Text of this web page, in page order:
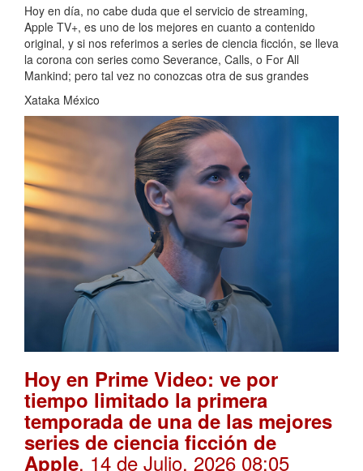
Hoy en día, no cabe duda que el servicio de streaming,
Apple TV+, es uno de los mejores en cuanto a contenido
original, y si nos referimos a series de ciencia ficción, se lleva
la corona con series como Severance, Calls, o For All
Mankind; pero tal vez no conozcas otra de sus grandes
Xataka México
Hoy en Prime Video: ve por
tiempo limitado la primera
temporada de una de las mejores
series de ciencia ficción de
Apple. 14 de Julio, 2026 08:05